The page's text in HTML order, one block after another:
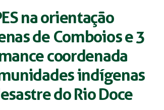
na orientação
de Comboios e 3
coordenada
indígenas
do Rio Doce